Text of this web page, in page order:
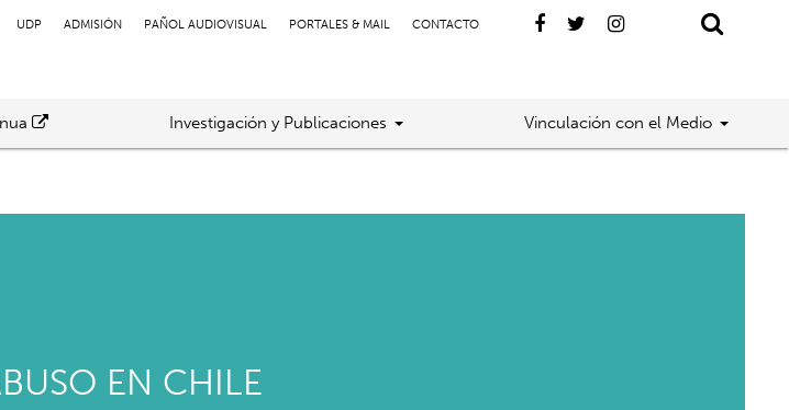
UDP ADMISIÓN PAÑOL AUDIOVISUAL PORTALES & MAIL CONTACTO
Investigación y Publicaciones Vinculación con el Medio
EN CHILE